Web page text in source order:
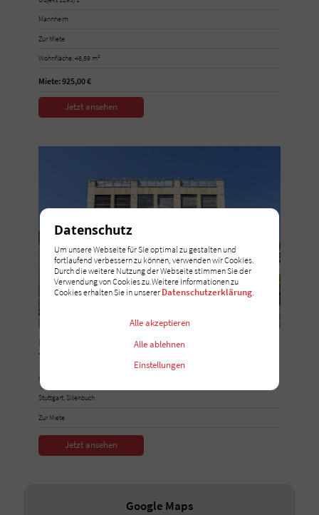
Mannheim
Zur Miete
Wohnfläche: 46,59 m²
Miete: 925,00 €
Jetzt ansehen
Moderne Büroflächen in Stuttgart-Sillenbuch |
Top ÖPNV-Anbindung
Objekt IRx0961
Stuttgart, Sillenbuch
Zur Miete
Jetzt ansehen
Google Maps
Datenschutz
Um unsere Webseite für Sie optimal zu gestalten und
fortlaufend verbessern zu können, verwenden wir Cookies.
Durch die weitere Nutzung der Webseite stimmen Sie der
Verwendung von Cookies zu.Weitere Informationen zu
Cookies erhalten Sie in unserer Datenschutzerklärung.
Einstellungen
Alle ablehnen
Alle akzeptieren